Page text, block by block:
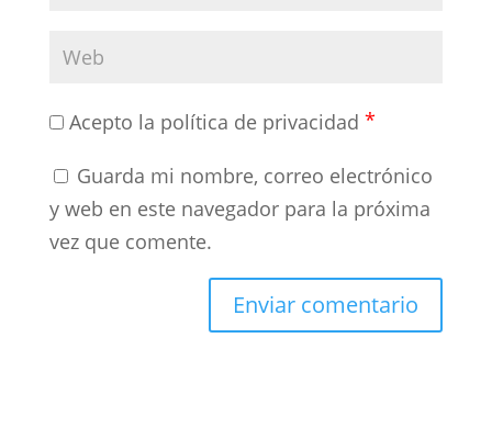
Acepto la política de privacidad *
Guarda mi nombre, correo electrónico
y web en este navegador para la próxima
vez que comente.